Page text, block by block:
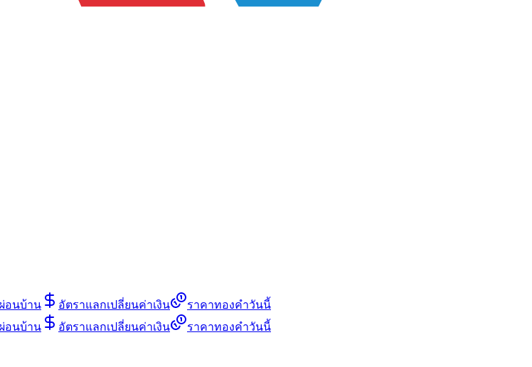
อนบ้าน อัตราแลกเปลี่ยนค่าเงิน
ราคาทองคำวันนี้
อนบ้าน อัตราแลกเปลี่ยนค่าเงิน
ราคาทองคำวันนี้